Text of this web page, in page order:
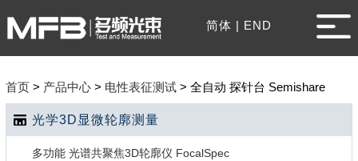
简体 | END
首页> 产品中心> 电性表征测试> 全自动 探针台 Semishare
光学3D显微轮廓测量
多功能 光谱共聚焦3D轮廓仪 FocalSpec